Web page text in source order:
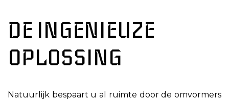
DE INGENIEUZE
OPLOSSING
Natuurlijk bespaart u al ruimte door de omvormers